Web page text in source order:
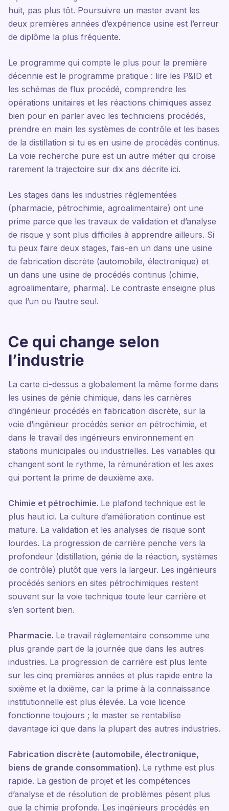
huit, pas plus tôt. Poursuivre un master avant les
deux premières années d’expérience usine est l’erreur
de diplôme la plus fréquente.
Le programme qui compte le plus pour la première
décennie est le programme pratique : lire les P&ID et
les schémas de flux procédé, comprendre les
opérations unitaires et les réactions chimiques assez
bien pour en parler avec les techniciens procédés,
prendre en main les systèmes de contrôle et les bases
de la distillation si tu es en usine de procédés continus.
La voie recherche pure est un autre métier qui croise
rarement la trajectoire sur dix ans décrite ici.
Les stages dans les industries réglementées
(pharmacie, pétrochimie, agroalimentaire) ont une
prime parce que les travaux de validation et d’analyse
de risque y sont plus difficiles à apprendre ailleurs. Si
tu peux faire deux stages, fais-en un dans une usine
de fabrication discrète (automobile, électronique) et
un dans une usine de procédés continus (chimie,
agroalimentaire, pharma). Le contraste enseigne plus
que l’un ou l’autre seul.
Ce qui change selon
l’industrie
La carte ci-dessus a globalement la même forme dans
les usines de génie chimique, dans les carrières
d’ingénieur procédés en fabrication discrète, sur la
voie d’ingénieur procédés senior en pétrochimie, et
dans le travail des ingénieurs environnement en
stations municipales ou industrielles. Les variables qui
changent sont le rythme, la rémunération et les axes
qui portent la prime de deuxième axe.
Chimie et pétrochimie. Le plafond technique est le
plus haut ici. La culture d’amélioration continue est
mature. La validation et les analyses de risque sont
lourdes. La progression de carrière penche vers la
profondeur (distillation, génie de la réaction, systèmes
de contrôle) plutôt que vers la largeur. Les ingénieurs
procédés seniors en sites pétrochimiques restent
souvent sur la voie technique toute leur carrière et
s’en sortent bien.
Pharmacie. Le travail réglementaire consomme une
plus grande part de la journée que dans les autres
industries. La progression de carrière est plus lente
sur les cinq premières années et plus rapide entre la
sixième et la dixième, car la prime à la connaissance
institutionnelle est plus élevée. La voie licence
fonctionne toujours ; le master se rentabilise
davantage ici que dans la plupart des autres industries.
Fabrication discrète (automobile, électronique,
biens de grande consommation). Le rythme est plus
rapide. La gestion de projet et les compétences
d’analyse et de résolution de problèmes pèsent plus
que la chimie profonde. Les ingénieurs procédés en